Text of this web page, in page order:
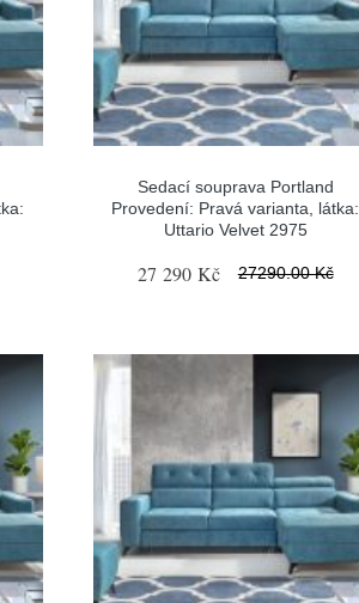
Sedací souprava Portland
Provedení: Pravá varianta, látka:
Uttario Velvet 2975
27 290 Kč 27290.00 Kč